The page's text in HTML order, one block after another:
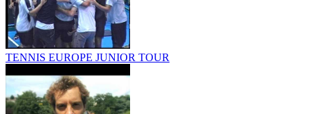
TENNIS EUROPE JUNIOR TOUR